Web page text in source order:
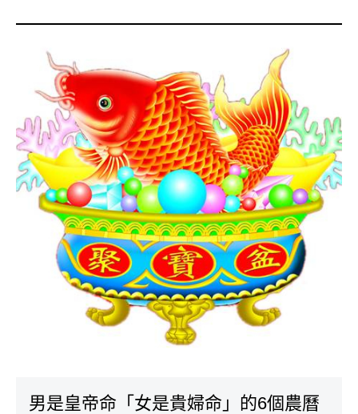
男是皇帝命「女是貴婦命」的6個農曆